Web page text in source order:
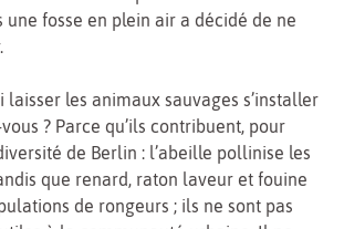
une fosse en plein air a décidé de ne
les animaux sauvages s’installer
? Parce qu’ils contribuent, pour
de Berlin : l’abeille pollinise les
que renard, raton laveur et fouine
de rongeurs ; ils ne sont pas